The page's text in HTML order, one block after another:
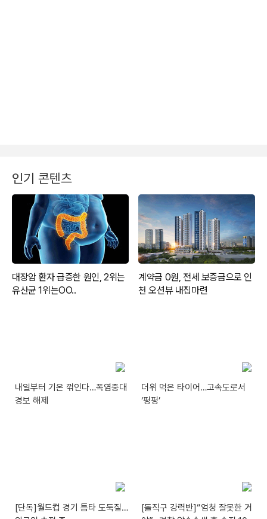
인기 콘텐츠
내일부터 기온 꺾인다…폭염중대
경보 해제
더위 먹은 타이어…고속도로서
‘펑펑’
[단독]월드컵 경기 틈타 도둑질…
[돌직구 강력반]“엄청 잘못한 거